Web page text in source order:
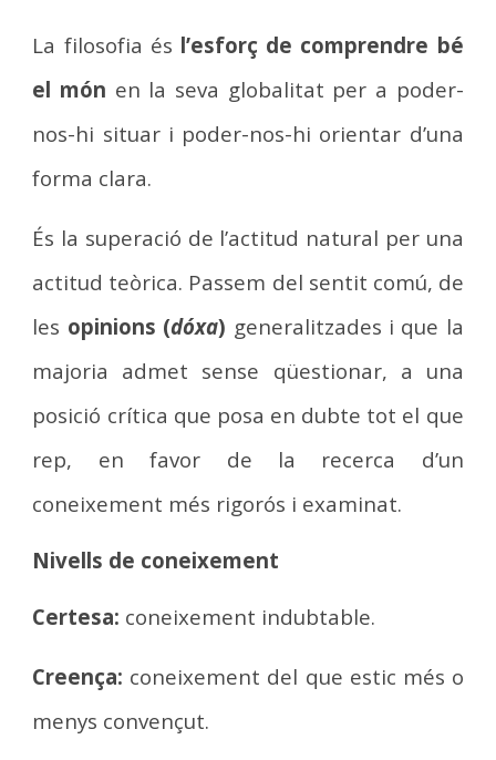
La filosofia és l’esforç de comprendre bé
el món en la seva globalitat per a poder-
nos-hi situar i poder-nos-hi orientar d’una
forma clara.
És la superació de l’actitud natural per una
actitud teòrica. Passem del sentit comú, de
les opinions (dóxa) generalitzades i que la
majoria admet sense qüestionar, a una
posició crítica que posa en dubte tot el que
rep, en favor de la recerca d’un
coneixement més rigorós i examinat.
Nivells de coneixement
Certesa: coneixement indubtable.
Creença: coneixement del que estic més o
menys convençut.